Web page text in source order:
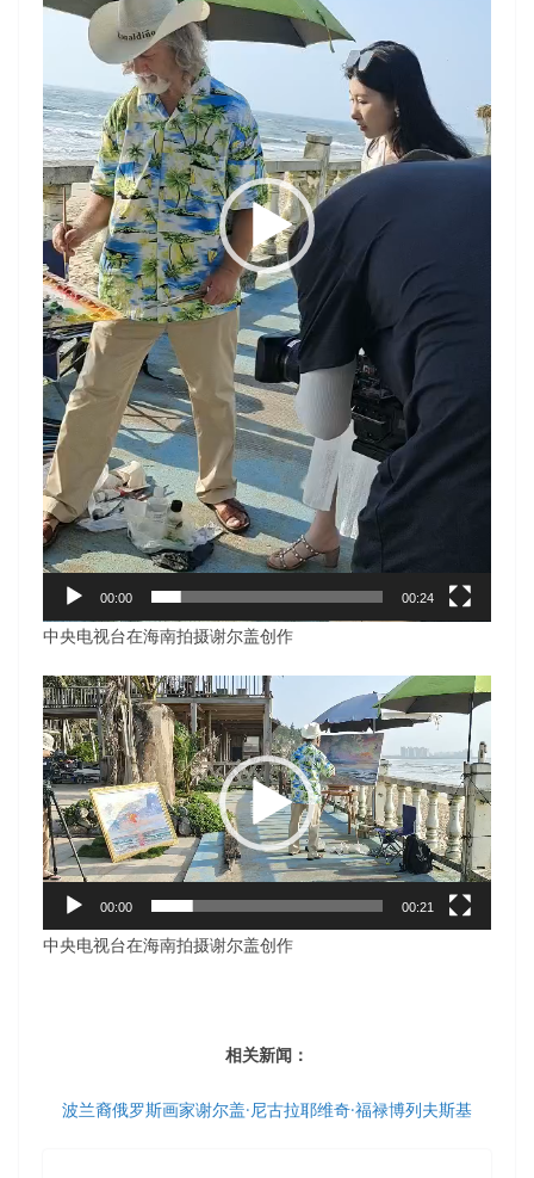
00:00 00:24
中央电视台在海南拍摄谢尔盖创作
视
频
播
放
器
00:00 00:21
中央电视台在海南拍摄谢尔盖创作
相关新闻：
波兰裔俄罗斯画家谢尔盖·尼古拉耶维奇·福禄博列夫斯基